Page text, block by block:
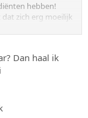
hebben!
dat zich erg moeilijk
Dan haal ik